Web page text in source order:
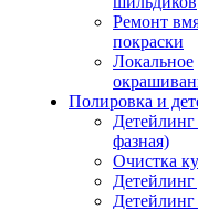
Ремонт
покраски
Локальное
Полировка и
фазная)
Очистка
Детейлинг